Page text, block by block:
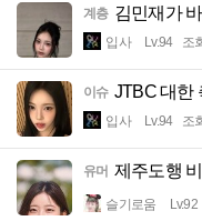
계층 김민재가
입사 Lv.94 조
이슈 JTBC 대한
입사 Lv.94 조
유머 제주도행
슬기로움 Lv.92